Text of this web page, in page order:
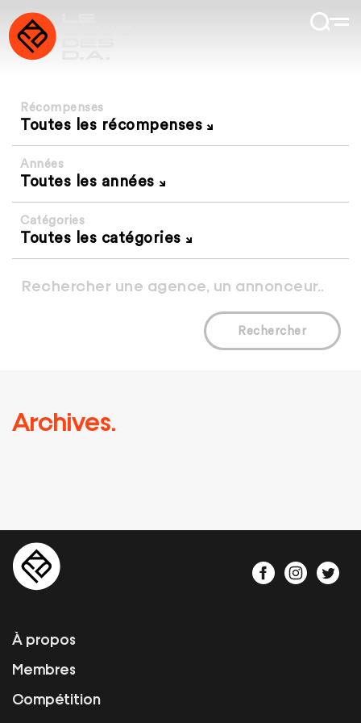
Récompenses
Toutes les récompenses
Années
Toutes les années
Catégories
Toutes les catégories
Rechercher
Archives.
À propos
Membres
Compétition